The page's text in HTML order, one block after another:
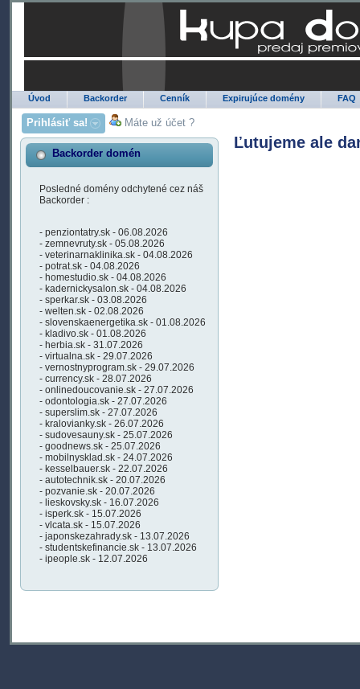
Úvod Backorder Cenník Expirujúce domény FAQ
Prihlásiť sa! Máte už účet ?
Backorder domén
Posledné domény odchytené cez náš
Backorder :
- penziontatry.sk - 06.08.2026
- zemnevruty.sk - 05.08.2026
- veterinarnaklinika.sk - 04.08.2026
- potrat.sk - 04.08.2026
- homestudio.sk - 04.08.2026
- kadernickysalon.sk - 04.08.2026
- sperkar.sk - 03.08.2026
- welten.sk - 02.08.2026
- slovenskaenergetika.sk - 01.08.2026
- kladivo.sk - 01.08.2026
- herbia.sk - 31.07.2026
- virtualna.sk - 29.07.2026
- vernostnyprogram.sk - 29.07.2026
- currency.sk - 28.07.2026
- onlinedoucovanie.sk - 27.07.2026
- odontologia.sk - 27.07.2026
- superslim.sk - 27.07.2026
- kralovianky.sk - 26.07.2026
- sudovesauny.sk - 25.07.2026
- goodnews.sk - 25.07.2026
- mobilnysklad.sk - 24.07.2026
- kesselbauer.sk - 22.07.2026
- autotechnik.sk - 20.07.2026
- pozvanie.sk - 20.07.2026
- lieskovsky.sk - 16.07.2026
- isperk.sk - 15.07.2026
- vlcata.sk - 15.07.2026
- japonskezahrady.sk - 13.07.2026
- studentskefinancie.sk - 13.07.2026
- ipeople.sk - 12.07.2026
Ľutujeme ale